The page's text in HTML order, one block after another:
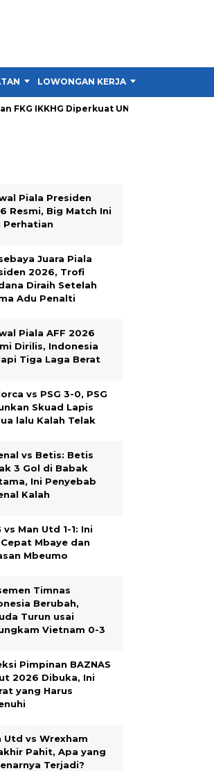
LOWONGAN KERJA
IKKHG Diperkuat UNJANI, Ini Langkah
Piala Presiden
Resmi, Big Match Ini
Perhatian
Juara Piala
2026, Trofi
Diraih Setelah
Adu Penalti
Piala AFF 2026
Dirilis, Indonesia
Tiga Laga Berat
vs PSG 3-0, PSG
Skuad Lapis
lalu Kalah Telak
vs Betis: Betis
3 Gol di Babak
Ini Penyebab
Kalah
vs Man Utd 1-1: Ini
Mbaye dan
Mbeumo
Timnas
Berubah,
Turun usai
Vietnam 0-3
Pimpinan BAZNAS
2026 Dibuka, Ini
yang Harus
Utd vs Wrexham
Pahit, Apa yang
Terjadi?